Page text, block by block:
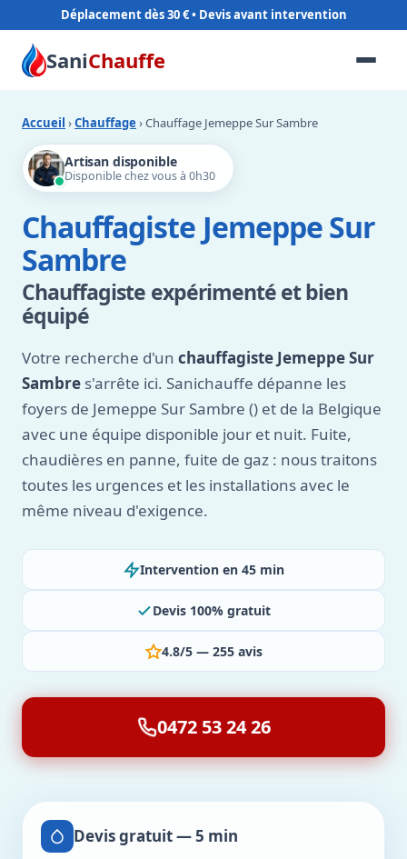
Déplacement dès 30 €
SaniChauffe
Accueil ›Chauffage › Chauffage Jemeppe Sur Sambre
Artisan disponible
Disponible chez vous à 0h30
Chauffagiste Jemeppe Sur
Sambre
Chauffagiste expérimenté et bien
équipé
Votre recherche d'un chauffagiste Jemeppe Sur
Sambre s'arrête ici. Sanichauffe dépanne les
foyers de Jemeppe Sur Sambre () et de la Belgique
avec une équipe disponible jour et nuit. Fuite,
chaudières en panne, fuite de gaz : nous traitons
toutes les urgences et les installations avec le
même niveau d'exigence.
Intervention en 45 min
Devis 100% gratuit
4.8/5 — 255 avis
0472 53 24 26
Devis gratuit — 5 min